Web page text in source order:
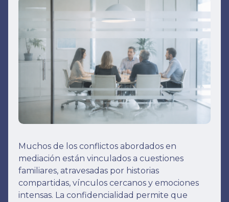
Muchos de los conflictos abordados en
mediación están vinculados a cuestiones
familiares, atravesadas por historias
compartidas, vínculos cercanos y emociones
intensas. La confidencialidad permite que